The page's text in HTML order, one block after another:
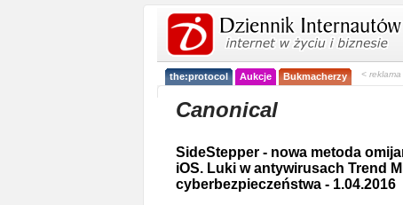
the:protocol Aukcje Bukmacherzy < reklama
Canonical
SideStepper - nowa metoda
iOS. Luki w antywirusach Trend
cyberbezpieczeństwa - 1.04.2016